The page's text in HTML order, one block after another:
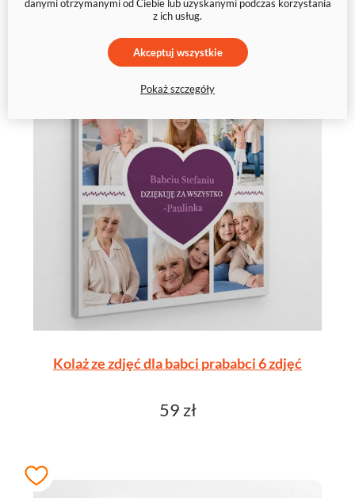
Kolaż ze zdjęć dla babci prababci 6 zdjęć
59 zł
danymi otrzymanymi od Ciebie lub uzyskanymi podczas korzystania
z ich usług.
Akceptuj wszystkie
Pokaż szczegóły